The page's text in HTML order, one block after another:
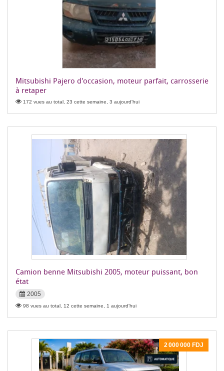
Mitsubishi Pajero d'occasion, moteur parfait, carrosserie
à retaper
172 vues au total, 23 cette semaine, 3 aujourd'hui
Camion benne Mitsubishi 2005, moteur puissant, bon
état
2005
98 vues au total, 12 cette semaine, 1 aujourd'hui
2 000 000 FDJ